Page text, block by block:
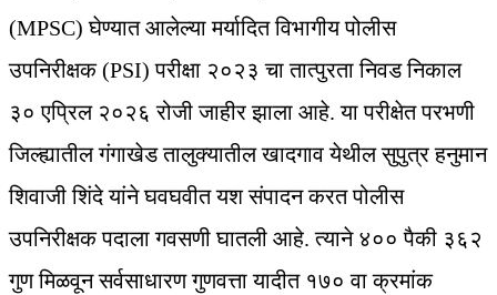
(MPSC) घेण्यात आलेल्या मर्यादित विभागीय पोलीस
उपनिरीक्षक (PSI) परीक्षा २०२३ चा तात्पुरता निवड निकाल
३० एप्रिल २०२६ रोजी जाहीर झाला आहे. या परीक्षेत परभणी
जिल्ह्यातील गंगाखेड तालुक्यातील खादगाव येथील सुपुत्र हनुमान
शिवाजी शिंदे यांने घवघवीत यश संपादन करत पोलीस
उपनिरीक्षक पदाला गवसणी घातली आहे. त्याने ४०० पैकी ३६२
गुण मिळवून सर्वसाधारण गुणवत्ता यादीत १७० वा क्रमांक